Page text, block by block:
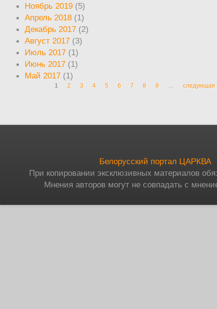
Ноябрь 2019 (5)
Апрель 2018 (1)
Декабрь 2017 (2)
Август 2017 (3)
Июль 2017 (1)
Июнь 2017 (1)
Май 2017 (1)
Страницы
1 2 3 4 5 6 7 8 9 … следующая
Белорусский портал ЦАРКВА
При копировании эксклюзивных материалов
Мнения авторов могут не совпадать с